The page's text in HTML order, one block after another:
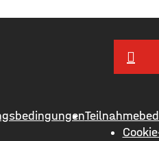
allerdings in Hessen,